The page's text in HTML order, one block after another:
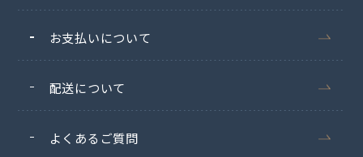
お支払いについて
配送について
よくあるご質問